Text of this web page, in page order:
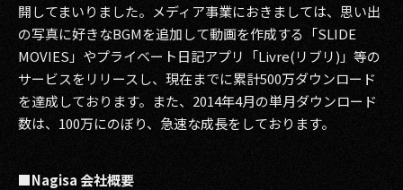
2018
2017
2016
開してまいりました。メディア事業におきましては、思い出
の写真に好きなBGMを追加して動画を作成する「SLIDE
MOVIES」やプライベート日記アプリ「Livre(リブリ)」等の
サービスをリリースし、現在までに累計500万ダウンロード
を達成しております。また、2014年4月の単月ダウンロード
数は、100万にのぼり、急速な成長をしております。
■Nagisa 会社概要